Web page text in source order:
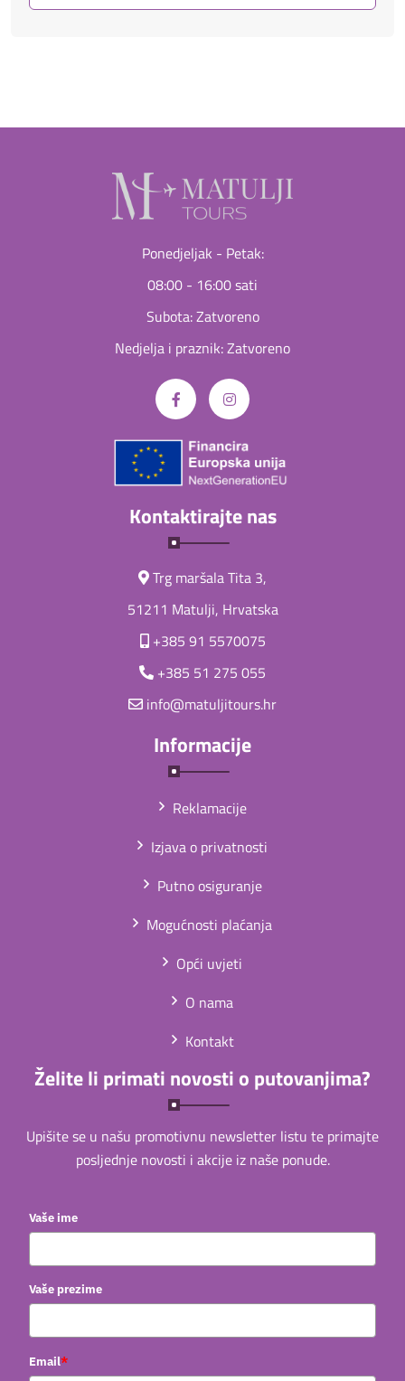
Ponedjeljak - Petak:
08:00 - 16:00 sati
Subota: Zatvoreno
Nedjelja i praznik: Zatvoreno
Kontaktirajte nas
Trg maršala Tita 3,
51211 Matulji, Hrvatska
+385 91 5570075
+385 51 275 055
info@matuljitours.hr
Informacije
Reklamacije
Izjava o privatnosti
Putno osiguranje
Mogućnosti plaćanja
Opći uvjeti
O nama
Kontakt
Želite li primati novosti o putovanjima?
Upišite se u našu promotivnu newsletter listu te primajte
posljednje novosti i akcije iz naše ponude.
Vaše ime
Vaše prezime
Email*